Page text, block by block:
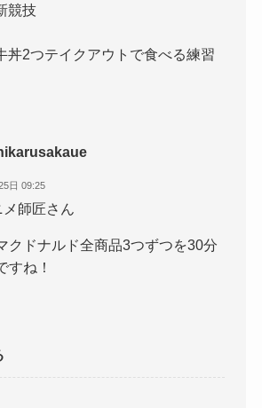
競技
丼2つテイクアウトで食べる練習
日 09:25
メ師匠さん
クドナルド全商品3つずつを30分
すね！